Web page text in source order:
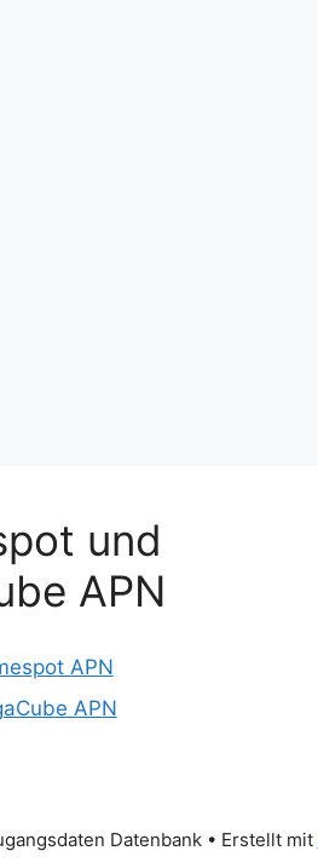
und
APN
APN
APN
Datenbank• Erstellt mit